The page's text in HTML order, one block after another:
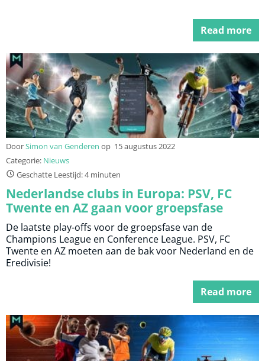
Read more
DoorSimon van Genderen op 15 augustus 2022
Categorie: Nieuws
Geschatte Leestijd: 4 minuten
Nederlandse clubs in Europa: PSV, FC
Twente en AZ gaan voor groepsfase
De laatste play-offs voor de groepsfase van de
Champions League en Conference League. PSV, FC
Twente en AZ moeten aan de bak voor Nederland en de
Eredivisie!
Read more